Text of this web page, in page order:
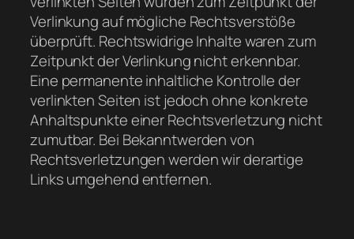
Verlinkung auf mögliche Rechtsverstöße
überprüft. Rechtswidrige Inhalte waren zum
Zeitpunkt der Verlinkung nicht erkennbar.
Eine permanente inhaltliche Kontrolle der
verlinkten Seiten ist jedoch ohne konkrete
Anhaltspunkte einer Rechtsverletzung nicht
zumutbar. Bei Bekanntwerden von
Rechtsverletzungen werden wir derartige
Links umgehend entfernen.